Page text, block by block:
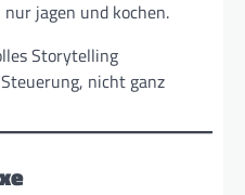
jagen und kochen.
Storytelling
nicht ganz